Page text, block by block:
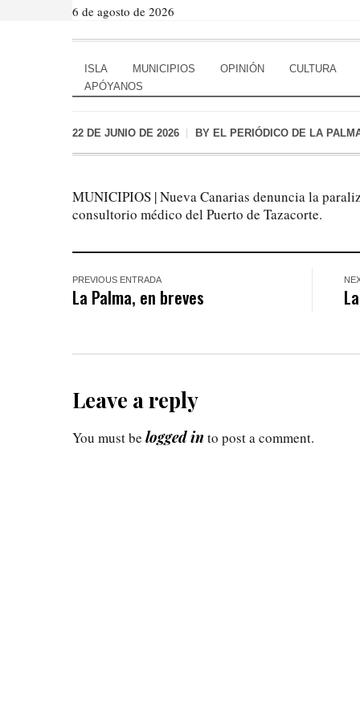
6 de agosto de 2026
ISLA MUNICIPIOS OPINIÓN
CULTURA
APÓYANOS
La Palma, en breves
22 DE JUNIO DE 2026 BY EL PERIÓDICO DE LA
MUNICIPIOS | Nueva Canarias denuncia la
consultorio médico del Puerto de Tazacorte.
PREVIOUS ENTRADA
La Palma, en breves
Leave a reply
You must be logged in to post a comment.